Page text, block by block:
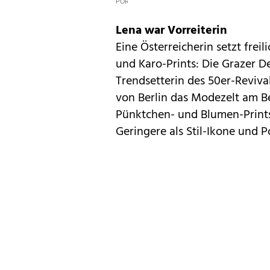
Lena war Vorreiterin
Eine Österreicherin setzt
und Karo-Prints: Die Grazer
Trendsetterin des 50er-
von Berlin das Modezelt am
Pünktchen- und Blumen-
Geringere als Stil-Ikone und